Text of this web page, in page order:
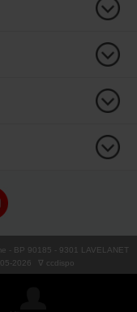
- BP 90185 - 9301 LAVELANET
2026 ∇ ccdispo